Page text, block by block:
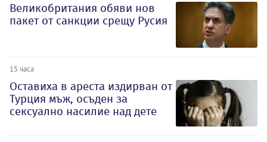
Великобритания обяви нов
пакет от санкции срещу Русия
15 часа
Оставиха в ареста издирван от
Турция мъж, осъден за
сексуално насилие над дете